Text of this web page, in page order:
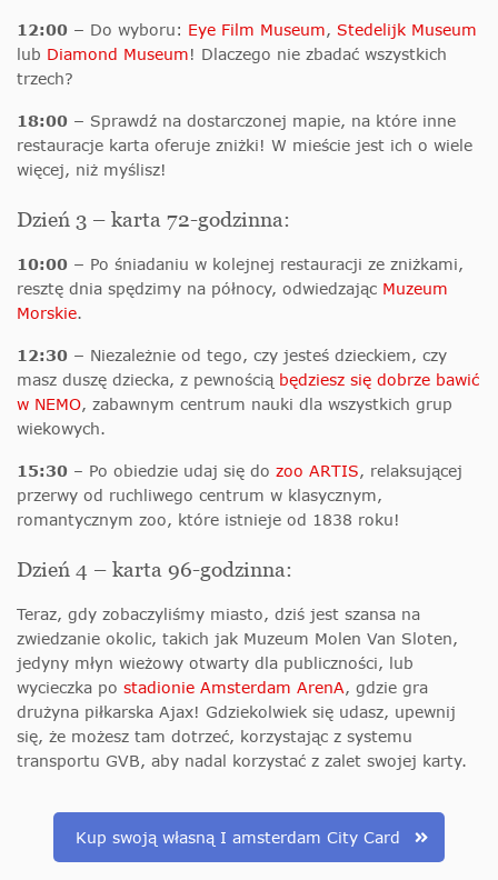
12:00 – Do wyboru: Eye Film Museum, Stedelijk Museum
lub Diamond Museum! Dlaczego nie zbadać wszystkich
trzech?
18:00 – Sprawdź na dostarczonej mapie, na które inne
restauracje karta oferuje zniżki! W mieście jest ich o wiele
więcej, niż myślisz!
Dzień 3 – karta 72-godzinna:
10:00 – Po śniadaniu w kolejnej restauracji ze zniżkami,
resztę dnia spędzimy na północy, odwiedzając Muzeum
Morskie.
12:30 – Niezależnie od tego, czy jesteś dzieckiem, czy
masz duszę dziecka, z pewnością będziesz się dobrze bawić
w NEMO, zabawnym centrum nauki dla wszystkich grup
wiekowych.
15:30 – Po obiedzie udaj się do zoo ARTIS, relaksującej
przerwy od ruchliwego centrum w klasycznym,
romantycznym zoo, które istnieje od 1838 roku!
Dzień 4 – karta 96-godzinna:
Teraz, gdy zobaczyliśmy miasto, dziś jest szansa na
zwiedzanie okolic, takich jak Muzeum Molen Van Sloten,
jedyny młyn wieżowy otwarty dla publiczności, lub
wycieczka po stadionie Amsterdam ArenA, gdzie gra
drużyna piłkarska Ajax! Gdziekolwiek się udasz, upewnij
się, że możesz tam dotrzeć, korzystając z systemu
transportu GVB, aby nadal korzystać z zalet swojej karty.
Kup swoją własną I amsterdam City Card